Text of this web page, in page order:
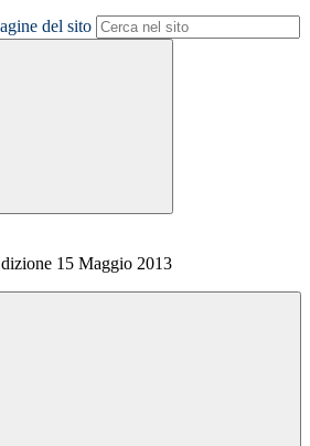
del sito
15 Maggio 2013